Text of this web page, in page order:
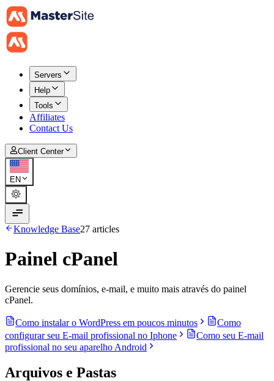
Servers
Help
Tools
Affiliates
Contact Us
Client Center
EN
Knowledge Base27 articles
Painel cPanel
Gerencie seus domínios, e-mail, e muito mais através do painel
cPanel.
Como instalar o WordPress em poucos minutos
Como
configurar seu E-mail profissional no Iphone
Como seu E-mail
profissional no seu aparelho Android
Arquivos e Pastas